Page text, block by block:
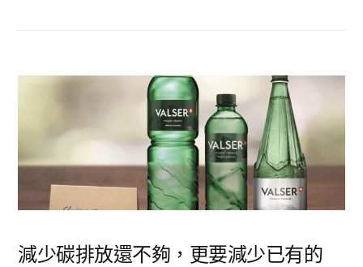
減少碳排放還不夠，更要減少已有的